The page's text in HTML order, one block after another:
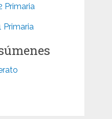
Primaria
Primaria